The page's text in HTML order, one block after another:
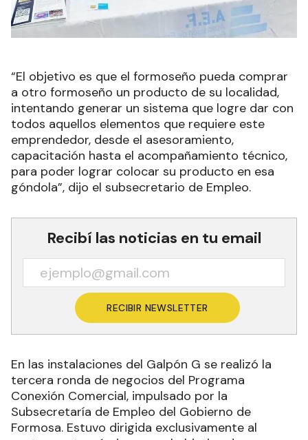
“El objetivo es que el formoseño pueda comprar
a otro formoseño un producto de su localidad,
intentando generar un sistema que logre dar con
todos aquellos elementos que requiere este
emprendedor, desde el asesoramiento,
capacitación hasta el acompañamiento técnico,
para poder lograr colocar su producto en esa
góndola”, dijo el subsecretario de Empleo.
Recibí las noticias en tu email
RECIBIR NEWSLETTER
En las instalaciones del Galpón G se realizó la
tercera ronda de negocios del Programa
Conexión Comercial, impulsado por la
Subsecretaría de Empleo del Gobierno de
Formosa. Estuvo dirigida exclusivamente al